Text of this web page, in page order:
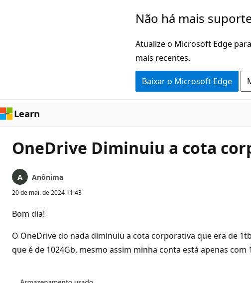
Não há mais
Atualize o Microsoft Edge
mais recentes.
Baixar o Microsoft Edge
Learn
OneDrive Diminuiu a cota
Anônima
20 de mai. de 2024 11:43
Bom dia!
O OneDrive do nada diminuiu a cota corporativa que era de
que é de 1024Gb, mesmo assim minha conta está apenas com